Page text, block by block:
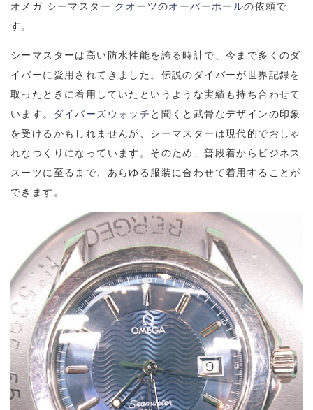
オメガ シーマスター クオーツのオーバーホールの依頼で
す。
シーマスターは高い防水性能を誇る時計で、今まで多くのダ
イバーに愛用されてきました。伝説のダイバーが世界記録を
取ったときに着用していたというような実績も持ち合わせて
います。
ダイバーズウォッチ と聞くと武骨なデザインの印象
を受けるかもしれませんが、シーマスターは現代的でおしゃ
れなつくりになっています。そのため、普段着からビジネス
スーツに至るまで、あらゆる服装に合わせて着用することが
できます。